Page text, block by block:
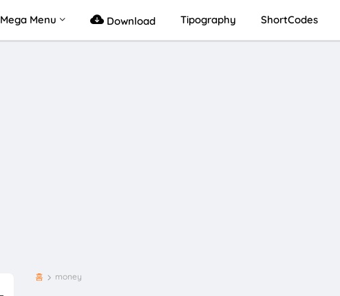
Mega Menu Download Tipography ShortCodes
홈 money